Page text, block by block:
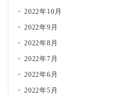
2022年10月
2022年9月
2022年8月
2022年7月
2022年6月
2022年5月